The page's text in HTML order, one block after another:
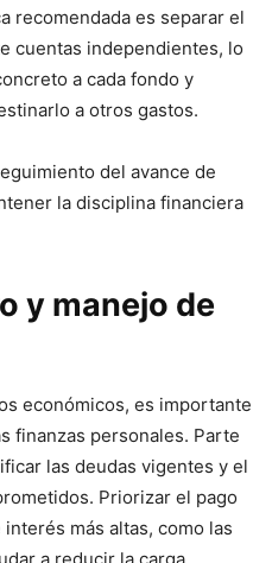
recomendada es separar el
cuentas independientes, lo
a cada fondo y
a otros gastos.
del avance de
la disciplina financiera
y manejo de
económicos, es importante
finanzas personales. Parte
las deudas vigentes y el
Priorizar el pago
más altas, como las